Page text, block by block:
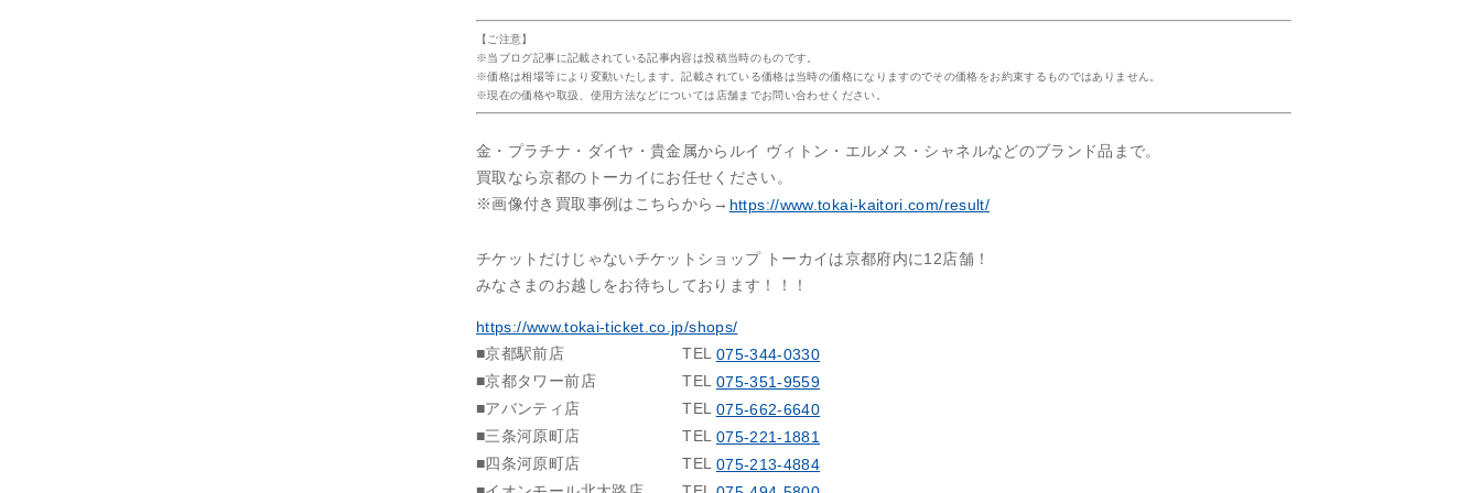
【ご注意】
※当ブログ記事に記載されている記事内容は投稿当時のものです。
※価格は相場等により変動いたします。記載されている価格は当時の価格になりますのでその価格をお約束するものではありません。
※現在の価格や取扱、使用方法などについては店舗までお問い合わせください。
金・プラチナ・ダイヤ・貴金属からルイ ヴィトン・エルメス・シャネルなどのブランド品まで。
買取なら京都のトーカイにお任せください。
※画像付き買取事例はこちらから→ https://www.tokai-kaitori.com/result/
チケットだけじゃないチケットショップ トーカイは京都府内に12店舗！
みなさまのお越しをお待ちしております！！！
https://www.tokai-ticket.co.jp/shops/
■京都駅前店
TEL 075-344-0330
■京都タワー前店
TEL 075-351-9559
■アバンティ店
TEL 075-662-6640
■三条河原町店
TEL 075-221-1881
■四条河原町店
TEL 075-213-4884